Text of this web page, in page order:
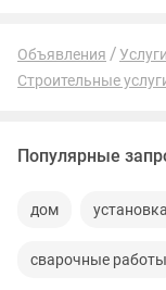
Объявления Услуги
Строительные
Популярные
дом
сварочные работы